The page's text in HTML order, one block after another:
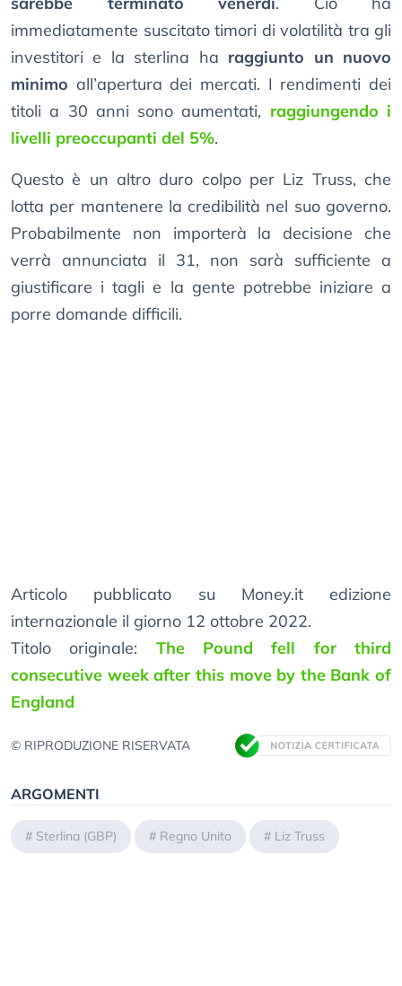
immediatamente suscitato timori di volatilità tra gli
investitori e la sterlina ha raggiunto un nuovo
minimo all’apertura dei mercati. I rendimenti dei
titoli a 30 anni sono aumentati, raggiungendo i
livelli preoccupanti del 5%.
Questo è un altro duro colpo per Liz Truss, che
lotta per mantenere la credibilità nel suo governo.
Probabilmente non importerà la decisione che
verrà annunciata il 31, non sarà sufficiente a
giustificare i tagli e la gente potrebbe iniziare a
porre domande difficili.
Articolo pubblicato su Money.it edizione
internazionale il giorno 12 ottobre 2022.
Titolo originale: The Pound fell for third
consecutive week after this move by the Bank of
England
© RIPRODUZIONE RISERVATA
ARGOMENTI
# Sterlina (GBP) # Regno Unito # Liz Truss